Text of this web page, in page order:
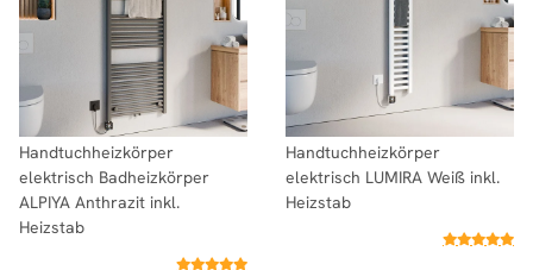
Handtuchheizkörper
elektrisch Badheizkörper
ALPIYA Anthrazit inkl.
Heizstab
Handtuchheizkörper
elektrisch LUMIRA Weiß inkl.
Heizstab